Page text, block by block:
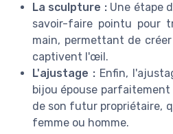
La sculpture :Une étape
savoir-faire pointu pour
main, permettant de
captivent l'œil.
L'ajustage : Enfin,
bijou épouse
de son futur propriétaire,
femme ou homme.